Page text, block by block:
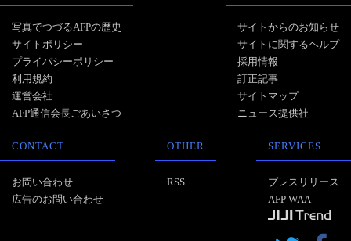
写真でつづるAFPの歴史
サイトポリシー
プライバシーポリシー
利用規約
運営会社
AFP通信会長ごあいさつ
サイトからのお知らせ
サイトに関するヘルプ
採用情報
訂正記事
サイトマップ
ニュース提供社
CONTACT
お問い合わせ
広告のお問い合わせ
OTHER
RSS
SERVICES
プレスリリース
AFP WAA